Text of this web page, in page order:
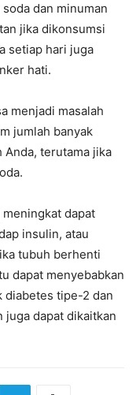
dan minuman
jika dikonsumsi
setiap hari juga
hati.
menjadi masalah
jumlah banyak
Anda, terutama jika
dapat
insulin, atau
tubuh berhenti
dapat menyebabkan
diabetes tipe-2 dan
dapat dikaitkan